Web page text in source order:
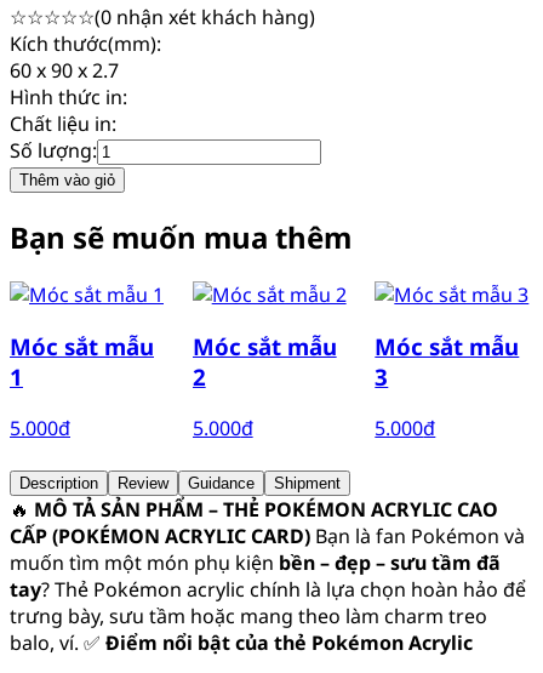
☆☆☆☆☆(0 nhận xét khách hàng)
Kích thước(mm):
60 x 90 x 2.7
Hình thức in:
Chất liệu in:
Số lượng:
Thêm vào giỏ
Bạn sẽ muốn mua thêm
Móc sắt mẫu
1
5.000đ
Móc sắt mẫu
2
5.000đ
Móc sắt mẫu
3
5.000đ
Description Review Guidance Shipment
🔥 MÔ TẢ SẢN PHẨM – THẺ POKÉMON ACRYLIC CAO
CẤP (POKÉMON ACRYLIC CARD) Bạn là fan Pokémon và
muốn tìm một món phụ kiện bền – đẹp – sưu tầm đã
tay? Thẻ Pokémon acrylic chính là lựa chọn hoàn hảo để
trưng bày, sưu tầm hoặc mang theo làm charm treo
balo, ví. ✅ Điểm nổi bật của thẻ Pokémon Acrylic